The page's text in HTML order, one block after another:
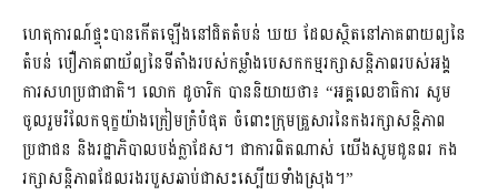
ហេតុការណ៍ផ្ទុះបានកើតឡើងនៅជិតតំបន់ ឃយ ដែលស្ថិតនៅភាគពាយព្យនៃ
តំបន់ បឿ​ភាគពាយ័ព្យនៃទីតាំងរបស់កម្លាំងបេសកកម្មរក្សាសន្តិភាពរបស់អង្គ
ការសហប្រជាជាតិ។ លោក ដូចារិក បាននិយាយថា៖ “អគ្គលេខាធិការ សូម
ចូលរួមរំលែកទុក្ខយ៉ាងក្រៀមក្រំបំផុត ចំពោះក្រុមគ្រួសារនៃកងរក្សាសន្តិភាព
ប្រជាជន និងរដ្ឋាភិបាលបង់ក្លាដែស។ ជាការពិតណាស់ យើងសូមជូនពរ កង
រក្សាសន្តិភាពដែលរងរបួសឆាប់ជាសះស្បើយទាំងស្រុង។”